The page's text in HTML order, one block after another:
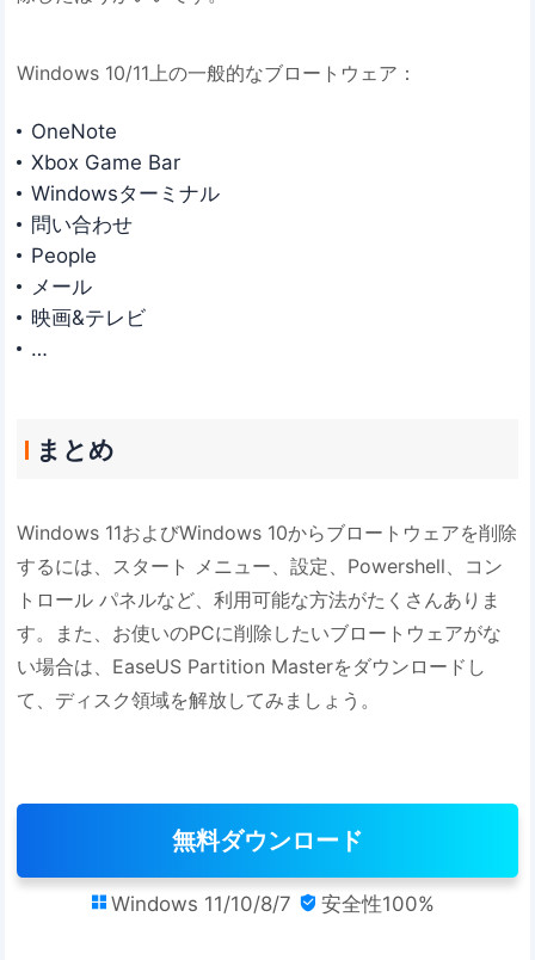
Windows 10/11上の一般的なブロートウェア：
OneNote
Xbox Game Bar
Windowsターミナル
問い合わせ
People
メール
映画&テレビ
…
まとめ
Windows 11およびWindows 10からブロートウェアを削除
するには、スタート メニュー、設定、Powershell、コン
トロール パネルなど、利用可能な方法がたくさんありま
す。また、お使いのPCに削除したいブロートウェアがな
い場合は、EaseUS Partition Masterをダウンロードし
て、ディスク領域を解放してみましょう。
無料ダウンロード
 Windows 11/10/8/7  安全性100%